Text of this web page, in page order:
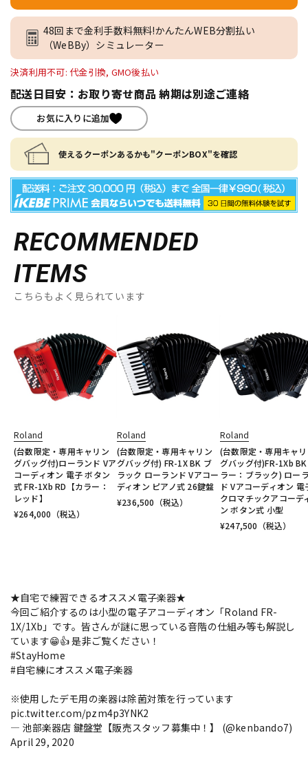
48回まで金利手数料無料!かんたんWEB分割払い
（WeBBy）シミュレーター
決済利用不可: 代金引換, GMO後払い
配送日目安：お取り寄せ商品 納期は別途ご連絡
お気に入りに追加
使えるクーポンあるかも"クーポンBOX"を確認
RECOMMENDED
ITEMS
こちらもよく見られています
Roland
(台数限定・専用キャリン
グバッグ付)ローランド Vア
コーディオン 電子 ボタン
式 FR-1Xb RD【カラー：
レッド】
¥264,000 （税込）
Roland
(台数限定・専用キャリン
グバッグ付) FR-1X BK ブ
ラック ローランド Vアコー
ディオン ピアノ式 26鍵盤
¥236,500 （税込）
Roland
(台数限定・専用キャ
グバッグ付)FR-1Xb
ラー：ブラック) ロー
ド Vアコーディオン 電
クロマチックアコーデ
ン ボタン式 小型
¥247,500 （税込）
★自宅で練習できるオススメ電子楽器★
今回ご紹介するのは小型の電子アコーディオン「Roland FR-
1X/1Xb」です。皆さんが謎に思っている音階の仕組み等も解説し
ています😁👍 是非ご覧ください！
#StayHome
#自宅練にオススメ電子楽器
※使用したデモ用の楽器は除菌対策を行っています
pic.twitter.com/pzm4p3YNK2
— 池部楽器店 鍵盤堂【販売スタッフ募集中！】 (@kenbando7)
April 29, 2020